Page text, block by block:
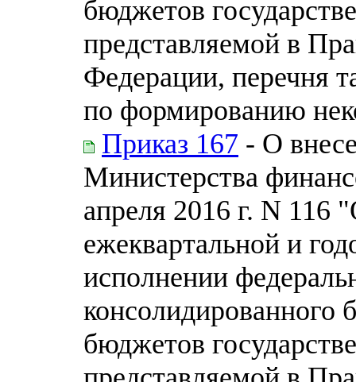
бюджетов
представляемой в
Федерации, перечня
по формированию
Приказ 167 - О
Министерства
апреля 2016 г. N 116
ежеквартальной и
исполнении
консолидированного
бюджетов